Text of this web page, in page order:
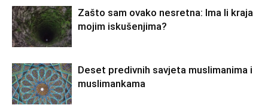
Zašto sam ovako nesretna: Ima li kraja
mojim iskušenjima?
Deset predivnih savjeta muslimanima i
muslimankama